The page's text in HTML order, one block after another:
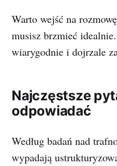
Warto wejść na
musisz brzmieć
wiarygodnie i dojrzale
Najczęstsze
odpowiadać
Według badań nad
wypadają